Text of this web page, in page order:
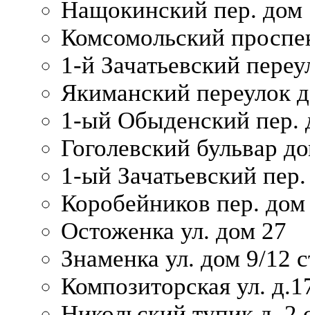
Нащокинский пер. дом
Комсомольский
1-й Зачатьевский
Якиманский переулок
1-ый Обыденский пер.
Гоголевский бульвар
1-ый Зачатьевский
Коробейников пер.
Остоженка ул. дом 27
Знаменка ул. дом 9/12
Композиторская ул.